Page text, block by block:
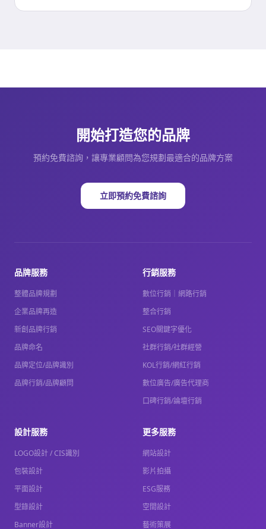
開始打造您的品牌
預約免費諮詢，讓專業顧問為您規劃最適合的品牌方案
立即預約免費諮詢
品牌服務
整體品牌規劃
企業品牌再造
新創品牌行銷
品牌命名
品牌定位/品牌識別
品牌行銷/品牌顧問
行銷服務
數位行銷｜網路行銷
整合行銷
SEO關鍵字優化
社群行銷/社群經營
KOL行銷/網紅行銷
數位廣告/廣告代理商
口碑行銷/論壇行銷
設計服務
LOGO設計 / CIS識別
包裝設計
平面設計
型錄設計
Banner設計
更多服務
網站設計
影片拍攝
ESG服務
空間設計
藝術策展